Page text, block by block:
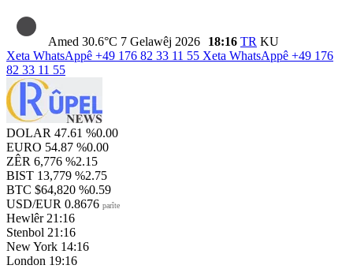
Amed 30.6°C 7 Gelawêj 2026 18:16 TR KU
Xeta WhatsAppê +49 176 82 33 11 55 Xeta WhatsAppê +49 176
82 33 11 55
DOLAR 47.61 %0.00
EURO 54.87 %0.00
ZÊR 6,776 %2.15
BIST 13,779 %2.75
BTC $64,820 %0.59
USD/EUR 0.8676 parîte
Hewlêr 21:16
Stenbol 21:16
New York 14:16
London 19:16